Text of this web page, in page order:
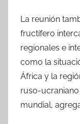
La reunión
fructífero
regionales e
como la
África y la
ruso-
mundial,